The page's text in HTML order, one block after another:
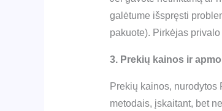
galėtume išspręsti
pakuote). Pirkėjas
3. Prekių kainos ir
Prekių kainos,
metodais, įskaitant, bet